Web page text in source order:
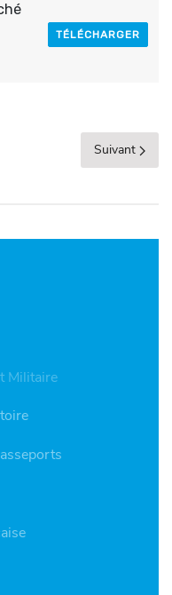
TÉLÉCHARGER
Suivant
Militaire